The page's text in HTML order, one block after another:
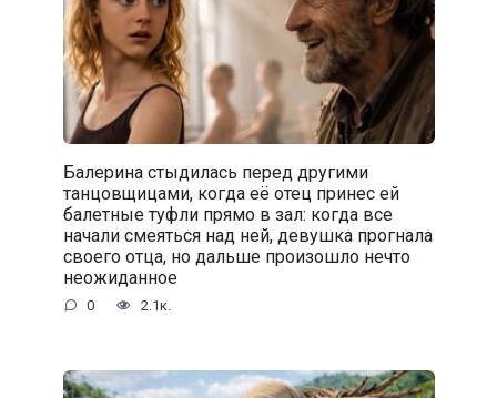
Балерина стыдилась перед другими
танцовщицами, когда её отец принес ей
балетные туфли прямо в зал: когда все
начали смеяться над ней, девушка прогнала
своего отца, но дальше произошло нечто
неожиданное
0 2.1к.